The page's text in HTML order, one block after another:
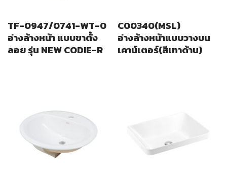
TF-0947/0741-WT-0
อ่างล้างหน้า แบบขาตั้ง
ลอย รุ่น NEW CODIE-R
C00340(MSL)
อ่างล้างหน้าแบบวางบน
เคาน์เตอร์(สีเทาด้าน)